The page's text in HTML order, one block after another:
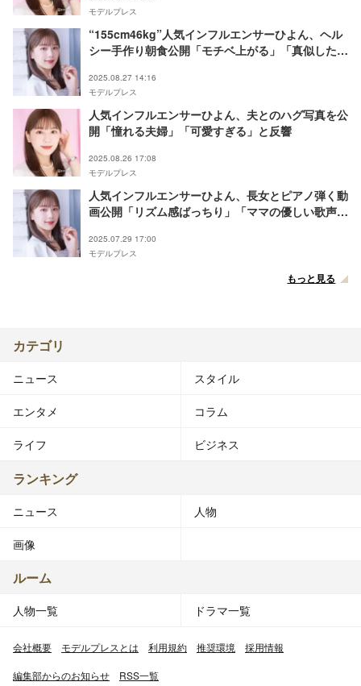
モデルプレス
“155cm46kg”人気インフルエンサーひよん、ヘル
シー手作り朝食公開「モチベ上がる」「真似した
2025.08.27 14:16
モデルプレス
人気インフルエンサーひよん、夫とのハグ写真を公
開「憧れる夫婦」「可愛すぎる」と反響
2025.08.26 17:08
モデルプレス
人気インフルエンサーひよん、長女とピアノ弾く動
画公開「リズム感ばっちり」「ママの優しい歌声も
2025.07.29 17:00
モデルプレス
もっと見る
カテゴリ
ニュース スタイル
エンタメ コラム
ライフ ビジネス
ランキング
ニュース 人物
画像
ルーム
人物一覧 ドラマ一覧
会社概要 モデルプレスとは 利用規約 推奨環境 採用情報
編集部からのお知らせ RSS一覧